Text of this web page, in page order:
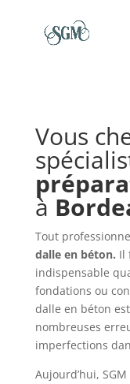
Vous
à
Tout
dalle en béton. Il
indispensable
fondations ou
dalle en béton
nombreuses
imperfections
Aujourd’hui,